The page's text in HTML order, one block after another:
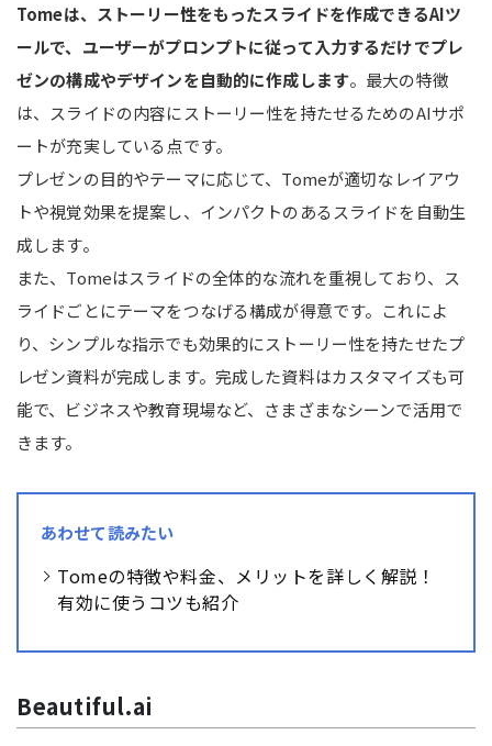
Tomeは、ストーリー性をもったスライドを作成できるAIツ
ールで、ユーザーがプロンプトに従って入力するだけでプレ
ゼンの構成やデザインを自動的に作成します。最大の特徴
は、スライドの内容にストーリー性を持たせるためのAIサポ
ートが充実している点です。
プレゼンの目的やテーマに応じて、Tomeが適切なレイアウ
トや視覚効果を提案し、インパクトのあるスライドを自動生
成します。
また、Tomeはスライドの全体的な流れを重視しており、ス
ライドごとにテーマをつなげる構成が得意です。これによ
り、シンプルな指示でも効果的にストーリー性を持たせたプ
レゼン資料が完成します。完成した資料はカスタマイズも可
能で、ビジネスや教育現場など、さまざまなシーンで活用で
きます。
あわせて読みたい
Tomeの特徴や料金、メリットを詳しく解説！
有効に使うコツも紹介
Beautiful.ai